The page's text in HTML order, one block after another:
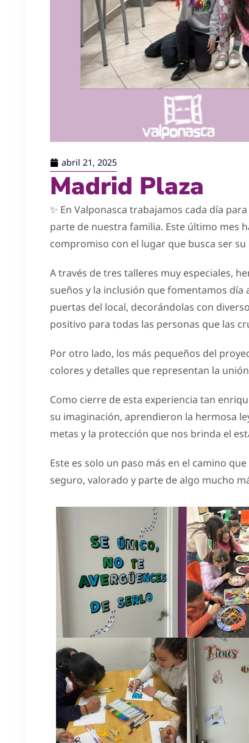
abril 21, 2025
Madrid Plaza
✨ En Valponasca trabajamos cada día
parte de nuestra familia. Este último mes
compromiso con el lugar que busca ser
A través de tres talleres muy especiales,
sueños y la inclusión que fomentamos día
puertas del local, decorándolas con
positivo para todas las personas que las
Por otro lado, los más pequeños del
colores y detalles que representan la
Como cierre de esta experiencia tan
su imaginación, aprendieron la hermosa
metas y la protección que nos brinda el
Este es solo un paso más en el camino
seguro, valorado y parte de algo mucho